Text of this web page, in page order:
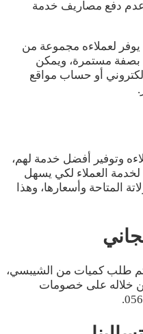
دفع مصاريف خدمة
يوفر لعملاءه مجموعة من
بصفة مستمرة، ويمكن
أو حساب مواقع
وتوفير أفضل خدمة لهم،
العملاء لكي يسهل
المتاحة وأسعارها، وهذا
طلب كميات من الشيبسي،
خلاله على خصومات